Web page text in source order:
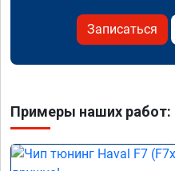
Записаться
Примеры наших работ: